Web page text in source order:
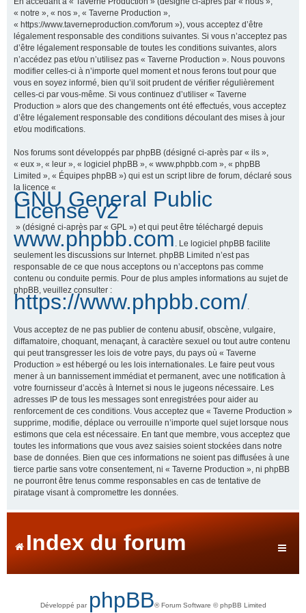
« notre », « nos », « Taverne Production »,
« https://www.taverneproduction.com/forum »), vous acceptez d’être
légalement responsable des conditions suivantes. Si vous n’acceptez pas
d’être légalement responsable de toutes les conditions suivantes, alors
n’accédez pas et/ou n’utilisez pas « Taverne Production ». Nous pouvons
modifier celles-ci à n’importe quel moment et nous ferons tout pour que
vous en soyez informé, bien qu’il soit prudent de vérifier régulièrement
celles-ci par vous-même. Si vous continuez d’utiliser « Taverne
Production » alors que des changements ont été effectués, vous acceptez
d’être légalement responsable des conditions découlant des mises à jour
et/ou modifications.
Nos forums sont développés par phpBB (désigné ci-après par « ils »,
« eux », « leur », « logiciel phpBB », « www.phpbb.com », « phpBB
Limited », « Équipes phpBB ») qui est un script libre de forum, déclaré sous
la licence «
GNU General Public
License v2
» (désigné ci-après par « GPL ») et qui peut être téléchargé depuis
www.phpbb.com
. Le logiciel phpBB facilite
seulement les discussions sur Internet. phpBB Limited n’est pas
responsable de ce que nous acceptons ou n’acceptons pas comme
contenu ou conduite permis. Pour de plus amples informations au sujet de
phpBB, veuillez consulter :
https://www.phpbb.com/
Vous acceptez de ne pas publier de contenu abusif, obscène, vulgaire,
diffamatoire, choquant, menaçant, à caractère sexuel ou tout autre contenu
qui peut transgresser les lois de votre pays, du pays où « Taverne
Production » est hébergé ou les lois internationales. Le faire peut vous
mener à un bannissement immédiat et permanent, avec une notification à
votre fournisseur d’accès à Internet si nous le jugeons nécessaire. Les
adresses IP de tous les messages sont enregistrées pour aider au
renforcement de ces conditions. Vous acceptez que « Taverne Production »
supprime, modifie, déplace ou verrouille n’importe quel sujet lorsque nous
estimons que cela est nécessaire. En tant que membre, vous acceptez que
toutes les informations que vous avez saisies soient stockées dans notre
base de données. Bien que ces informations ne soient pas diffusées à une
tierce partie sans votre consentement, ni « Taverne Production », ni phpBB
ne pourront être tenus comme responsables en cas de tentative de
piratage visant à compromettre les données.
Index du forum
Développé par phpBB® Forum Software © phpBB Limited